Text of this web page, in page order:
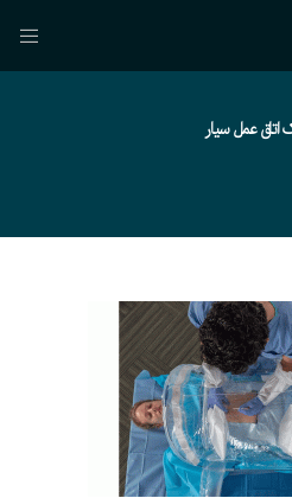
اتاق عمل سیار